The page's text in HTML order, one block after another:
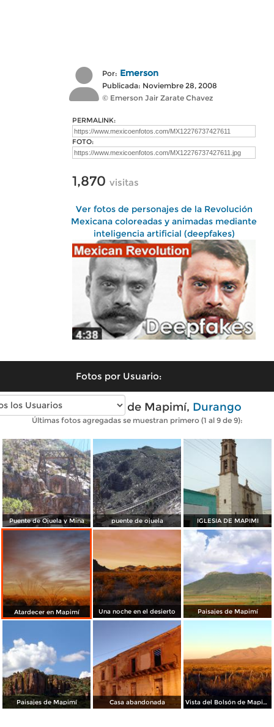
Por: Emerson
Publicada: Noviembre 28, 2008
© Emerson Jair Zarate Chavez
PERMALINK:
FOTO:
1,870 visitas
Ver fotos de personajes de la Revolución
Mexicana coloreadas y animadas mediante
inteligencia artificial (deepfakes)
Fotos por Usuario:
Fotos modernas de Mapimí, Durango
Últimas fotos agregadas se muestran primero (1 al 9 de 9):
Puente de Ojuela y Mina puente de ojuela IGLESIA DE MAPIMI
Atardecer en Mapimí Una noche en el desierto Paisajes de Mapimí
Paisajes de Mapimí Casa abandonada Vista del Bolsón de Mapimí